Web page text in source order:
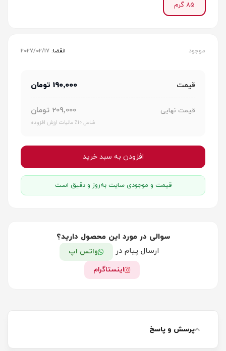
85 گرم
موجود انقضا: 2027/02/17
قیمت 190٬000 تومان
قیمت نهایی 209٬000 تومان
شامل 10٪ مالیات ارزش افزوده
افزودن به سبد خرید
قیمت و موجودی سایت به‌روز و دقیق است
سوالی در مورد این محصول دارید؟
ارسال پیام در
واتس اپ
اینستاگرام
پرسش و پاسخ